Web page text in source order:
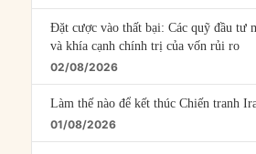
Đặt cược vào thất bại: Các quỹ đầu tư
và khía cạnh chính trị của vốn rủi ro
02/08/2026
Làm thế nào để kết thúc Chiến tranh
01/08/2026